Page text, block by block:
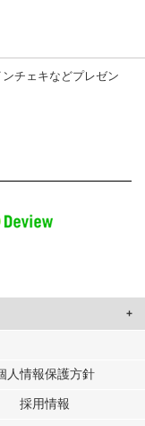
チェキなどプレゼン
せたコンテンツや広告の
供しています。
に提供した他の情報や、
人情報保護方針
採用情報